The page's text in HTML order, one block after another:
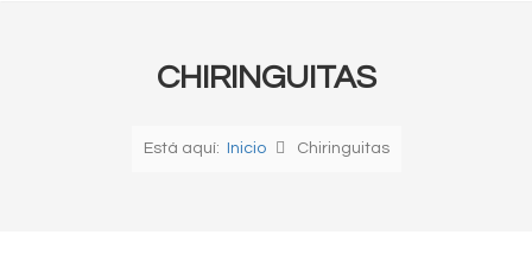
CHIRINGUITAS
Está aquí: Inicio Chiringuitas